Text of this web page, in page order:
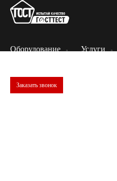
Оборудование Услуги
Заказать звонок